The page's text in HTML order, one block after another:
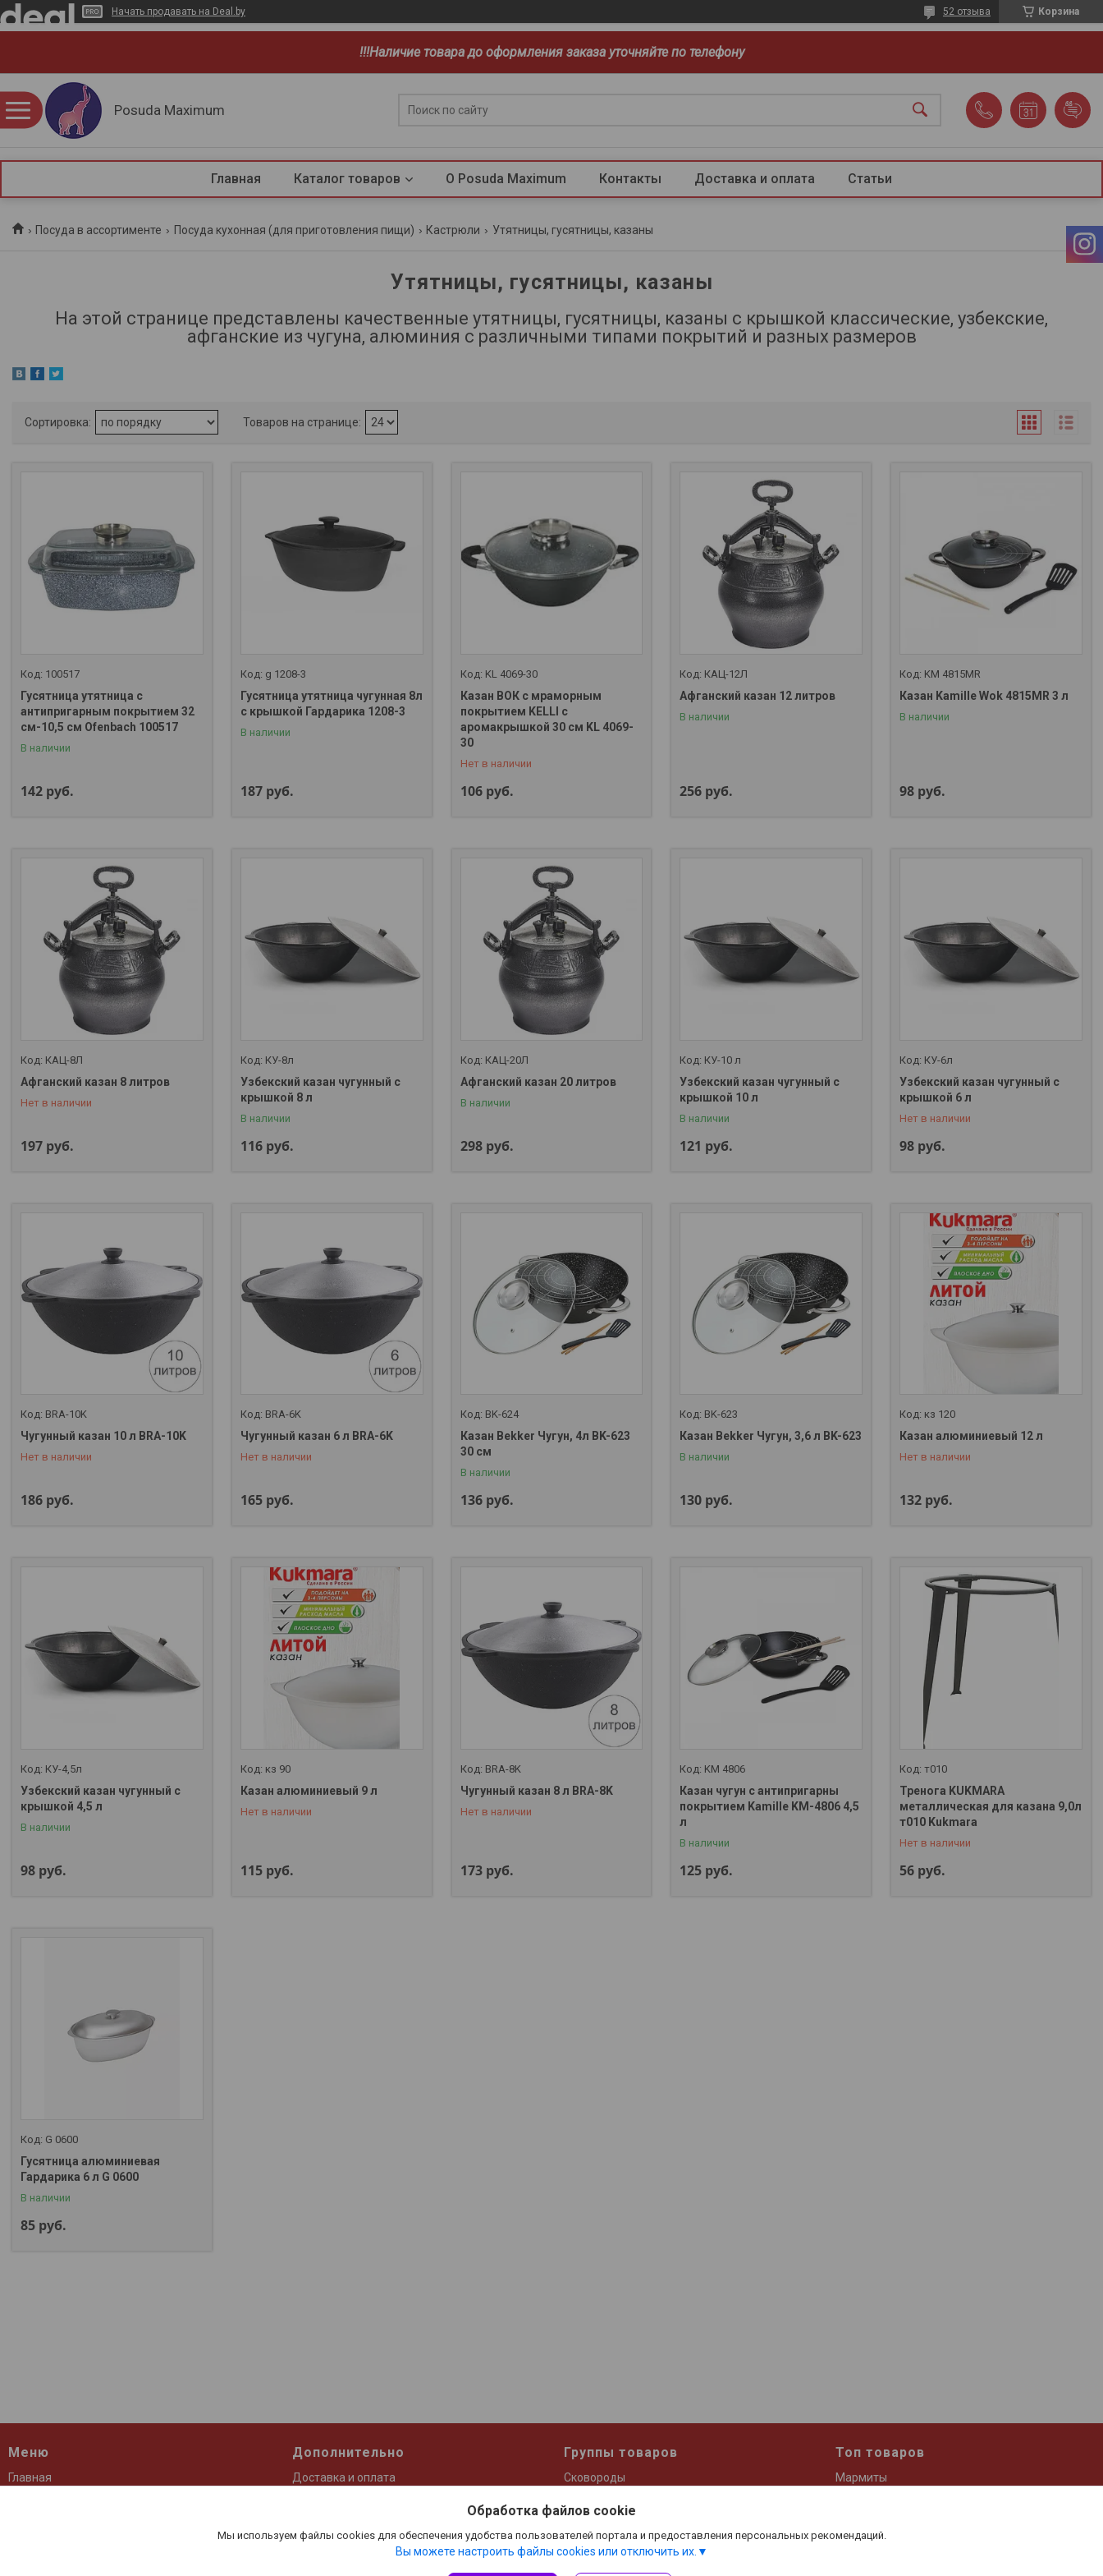
Начать продавать на Deal.by Корзина
52 отзыва
!!!Наличие товара до оформления заказа уточняйте по телефону
Posuda Maximum
Главная Каталог товаров О Posuda Maximum Контакты Доставка и оплата Статьи
Посуда в ассортименте Посуда кухонная (для приготовления пищи) Кастрюли Утятницы, гусятницы, казаны
Утятницы, гусятницы, казаны
На этой странице представлены качественные утятницы, гусятницы, казаны с крышкой классические, узбекские,
афганские из чугуна, алюминия с различными типами покрытий и разных размеров
100517
Гусятница утятница с
антипригарным покрытием 32
см-10,5 см Ofenbach 100517
В наличии
142 руб.
g 1208-3
Гусятница утятница чугунная 8л
с крышкой Гардарика 1208-3
В наличии
187 руб.
KL 4069-30
Казан ВОК с мраморным
покрытием KELLI с
аромакрышкой 30 см KL 4069-
30
Нет в наличии
106 руб.
+375 (29) 357-01-00
КАЦ-12Л
Афганский казан 12 литров
В наличии
256 руб.
KM 4815MR
Казан Kamille Wok 4815MR 3 л
В наличии
98 руб.
КАЦ-8Л
Афганский казан 8 литров
Нет в наличии
197 руб.
КУ-8л
Узбекский казан чугунный с
крышкой 8 л
В наличии
116 руб.
КАЦ-20Л
Афганский казан 20 литров
В наличии
298 руб.
КУ-10 л
Узбекский казан чугунный с
крышкой 10 л
В наличии
121 руб.
КУ-6л
Узбекский казан чугунный с
крышкой 6 л
Нет в наличии
98 руб.
+375 (29) 357-01-00
BRA-10K
Чугунный казан 10 л BRA-10K
Нет в наличии
186 руб.
BRA-6K
Чугунный казан 6 л BRA-6K
Нет в наличии
165 руб.
BK-624
Казан Bekker Чугун, 4л BK-623
30 см
В наличии
136 руб.
BK-623
Казан Bekker Чугун, 3,6 л BK-623
В наличии
130 руб.
кз 120
Казан алюминиевый 12 л
Нет в наличии
132 руб.
КУ-4,5л
Узбекский казан чугунный с
крышкой 4,5 л
В наличии
98 руб.
кз 90
Казан алюминиевый 9 л
Нет в наличии
115 руб.
+375 (29) 357-01-00
BRA-8K
Чугунный казан 8 л BRA-8K
Нет в наличии
173 руб.
+375 (29) 357-01-00
KM 4806
Казан чугун с антипригарны
покрытием Kamille KM-4806 4,5
л
В наличии
125 руб.
т010
Тренога KUKMARA
металлическая для казана 9,0л
т010 Kukmara
Нет в наличии
56 руб.
+375 (29) 357-01-00
G 0600
Гусятница алюминиевая
Гардарика 6 л G 0600
В наличии
85 руб.
Меню
Главная
Дополнительно
Доставка и оплата
Группы товаров
Сковороды
Посуда для приготовления чая и кофе
Топ товаров
Мармиты
Обработка файлов cookie
Мы используем файлы cookies для обеспечения удобства пользователей портала и предоставления персональных рекомендаций.
Вы можете настроить файлы cookies или отключить их.